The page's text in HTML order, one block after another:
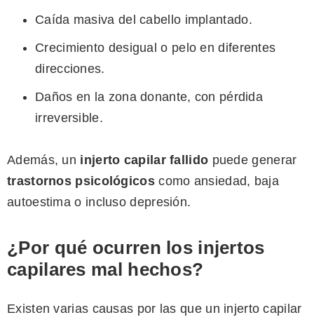
Caída masiva del cabello implantado.
Crecimiento desigual o pelo en diferentes
direcciones.
Daños en la zona donante, con pérdida
irreversible.
Además, un injerto capilar fallido puede generar
trastornos psicológicoscomo ansiedad, baja
autoestima o incluso depresión.
¿Por qué ocurren los injertos
capilares mal hechos?
Existen varias causas por las que un injerto capilar